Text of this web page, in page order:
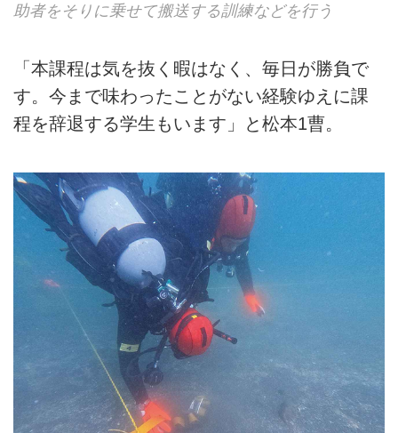
助者をそりに乗せて搬送する訓練などを行う
「本課程は気を抜く暇はなく、毎日が勝負で
す。今まで味わったことがない経験ゆえに課
程を辞退する学生もいます」と松本1曹。